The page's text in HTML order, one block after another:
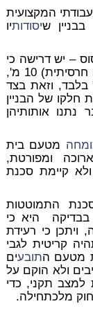
המקצועית
שיסודותיו
נושאו ביסוס – יש דרישה כי
עומק הכלונסאות יהיה לכל הפחות (באדמה חרסיתית) 10 מ',
בניין עומק הכלונסאות הוא 7 מ' בלבד, וזאת בצד
חלקו של הבניין
אותותיהן
מטעם בית
ומפורטת,
קיימת סכנת
התמוטטות
בבדיקה היא כי
ויתכן כי רעידת
קריטית לגבי
מטעם התובעים
ולא הוקם על
תקני, כדי
מלכתחילה.